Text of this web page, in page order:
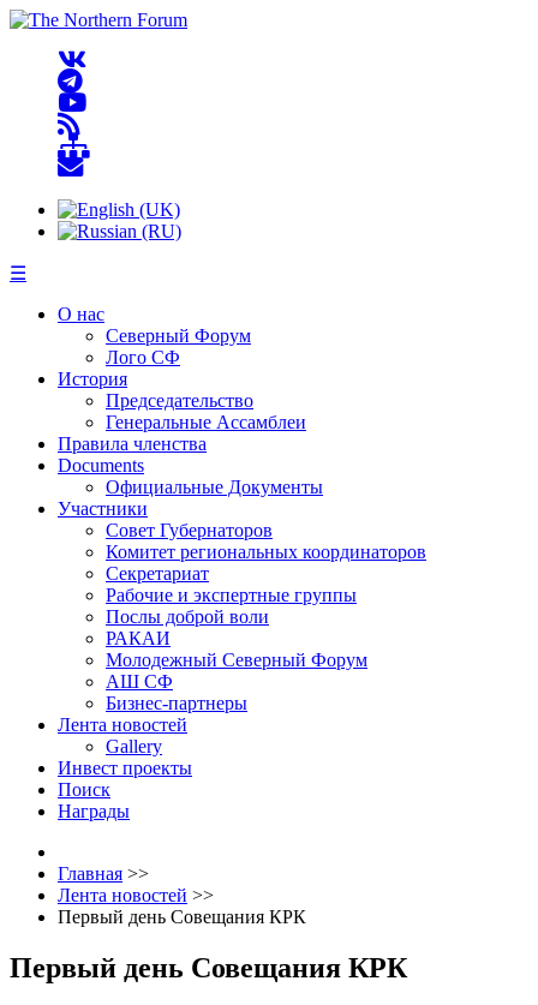
☰
О нас
Северный Форум
Лого СФ
История
Председательство
Генеральные Ассамблеи
Правила членства
Documents
Официальные Документы
Участники
Совет Губернаторов
Комитет региональных координаторов
Секретариат
Рабочие и экспертные группы
Послы доброй воли
РАКАИ
Молодежный Северный Форум
АШ СФ
Бизнес-партнеры
Лента новостей
Gallery
Инвест проекты
Поиск
Награды
Главная >>
Лента новостей >>
Первый день Совещания КРК
Первый день Совещания КРК